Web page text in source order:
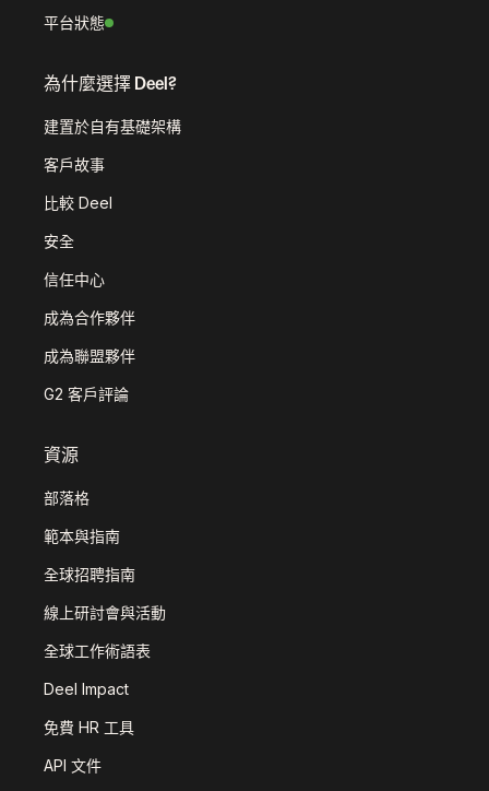
平台狀態
為什麼選擇 Deel?
建置於自有基礎架構
客戶故事
比較 Deel
安全
信任中心
成為合作夥伴
成為聯盟夥伴
G2 客戶評論
資源
部落格
範本與指南
全球招聘指南
線上研討會與活動
全球工作術語表
Deel Impact
免費 HR 工具
API 文件